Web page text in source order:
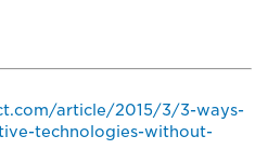
article/2015/3/3-ways-
technologies-without-